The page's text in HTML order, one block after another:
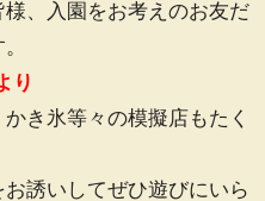
、入園をお考えのお友だ
り
き氷等々の模擬店もたく
誘いしてぜひ遊びにいら